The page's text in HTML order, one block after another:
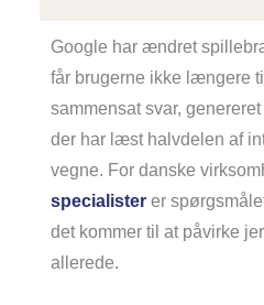
Google har ændret
får brugerne ikke længere
sammensat svar,
der har læst halvdelen af
vegne. For danske
specialister er
det kommer til at påvirke
allerede.